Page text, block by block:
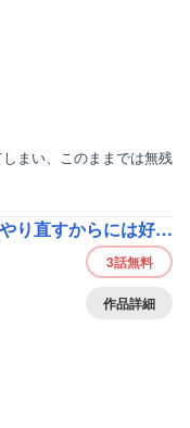
まい、このままでは無残
聖女の力で婚約者を奪われたけど、やり直すからには好きにはさせない【分冊版】
3話無料
作品詳細